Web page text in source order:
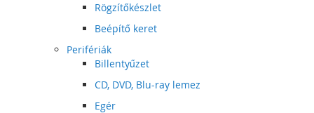
Rögzítőkészlet
Beépítő keret
Perifériák
Billentyűzet
CD, DVD, Blu-ray lemez
Egér